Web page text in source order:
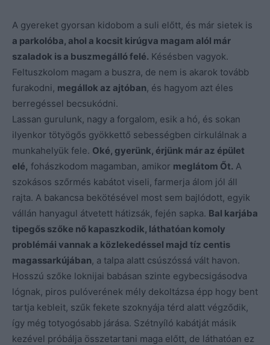
A gyereket gyorsan kidobom a suli előtt, és már sietek is
a parkolóba, ahol a kocsit kirúgva magam alól már
szaladok is a buszmegálló felé. Késésben vagyok.
Feltuszkolom magam a buszra, de nem is akarok tovább
furakodni, megállok az ajtóban, és hagyom azt éles
berregéssel becsukódni.
Lassan gurulunk, nagy a forgalom, esik a hó, és sokan
ilyenkor tötyögős gyökkettő sebességben cirkulálnak a
munkahelyük fele. Oké, gyerünk, érjünk már az épület
elé, fohászkodom magamban, amikor meglátom Őt. A
szokásos szőrmés kabátot viseli, farmerja álom jól áll
rajta. A bakancsa bekötésével most sem bajlódott, egyik
vállán hanyagul átvetett hátizsák, fején sapka. Bal karjába
tipegős szőke nő kapaszkodik, láthatóan komoly
problémái vannak a közlekedéssel majd tíz centis
magassarkújában, a talpa alatt csúszóssá vált havon.
Hosszú szőke loknijai babásan szinte egybecsigásodva
lógnak, piros pulóverének mély dekoltázsa épp hogy bent
tartja kebleit, szűk fekete szoknyája térd alatt végződik,
így még totyogósabb járása. Szétnyíló kabátját másik
kezével próbálja összetartani maga előtt, de láthatóan ez